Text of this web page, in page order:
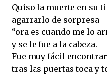
Quiso la muerte en su
agarrarlo de sorpresa
“ora es cuando me lo
y se le fue a la cabeza.
Fue muy fácil
tras las puertas toca y